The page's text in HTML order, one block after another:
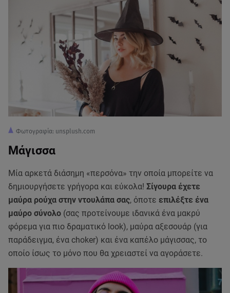
Φωτογραφία: unsplush.com
Μάγισσα
Μία αρκετά διάσημη «περσόνα» την οποία μπορείτε να
δημιουργήσετε γρήγορα και εύκολα! Σίγουρα έχετε
μαύρα ρούχα στην ντουλάπα σας, όποτε επιλέξτε ένα
μαύρο σύνολο (σας προτείνουμε ιδανικά ένα μακρύ
φόρεμα για πιο δραματικό look), μαύρα αξεσουάρ (για
παράδειγμα, ένα choker) και ένα καπέλο μάγισσας, το
οποίο ίσως το μόνο που θα χρειαστεί να αγοράσετε.